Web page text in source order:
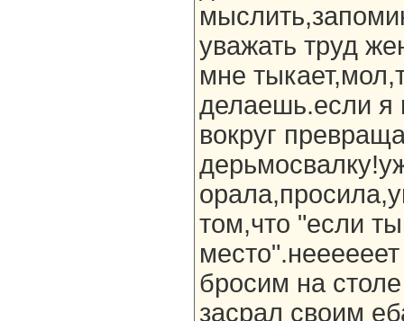
уважать труд
мне
делаешь.если я
вокруг
том,что "если
бросим на
засрал своим